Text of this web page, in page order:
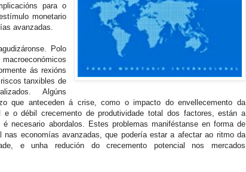
para o
monetario
avanzadas.
Polo
ás rexións
tanxibles de
Algúns
que anteceden á crise, como o impacto do envellecemento da
e o débil crecemento de produtividade total dos factores, están a
necesario abordalos. Estes problemas maniféstanse en forma de
nas economías avanzadas, que podería estar a afectar ao ritmo da
e unha redución do crecemento potencial nos mercados